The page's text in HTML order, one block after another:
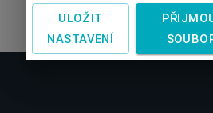
ULOŽIT
NASTAVENÍ